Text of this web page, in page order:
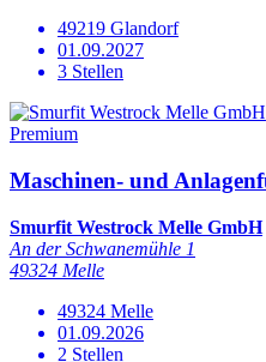
49219 Glandorf
01.09.2027
3 Stellen
Premium
Maschinen- und
Smurfit Westrock Melle GmbH
An der Schwanemühle 1
49324 Melle
49324 Melle
01.09.2026
2 Stellen